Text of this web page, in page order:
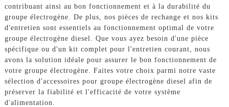
contribuant ainsi au bon fonctionnement et à la durabilité du
groupe électrogène. De plus, nos pièces de rechange et nos kits
d'entretien sont essentiels au fonctionnement optimal de votre
groupe électrogène diesel. Que vous ayez besoin d'une pièce
spécifique ou d'un kit complet pour l'entretien courant, nous
avons la solution idéale pour assurer le bon fonctionnement de
votre groupe électrogène. Faites votre choix parmi notre vaste
sélection d'accessoires pour groupe électrogène diesel afin de
préserver la fiabilité et l'efficacité de votre système
d'alimentation.